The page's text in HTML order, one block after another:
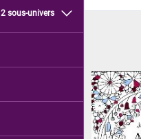
2 sous-univers